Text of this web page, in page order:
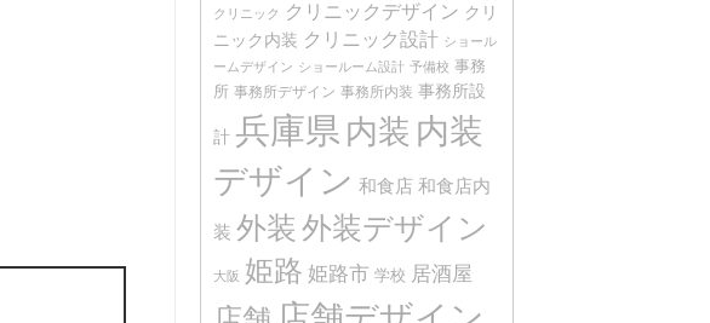
クリニック クリニックデザイン クリ
ニック内装 クリニック設計 ショール
ームデザイン ショールーム設計 予備校 事務
所 事務所デザイン 事務所内装 事務所設
計 兵庫県 内装 内装
デザイン 和食店 和食店内
装 外装 外装デザイン
大阪 姫路 姫路市 学校 居酒屋